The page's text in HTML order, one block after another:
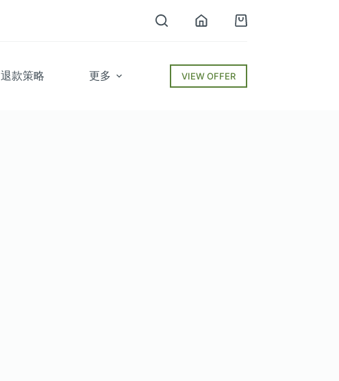
购
退款策略 更多 VIEW OFFER